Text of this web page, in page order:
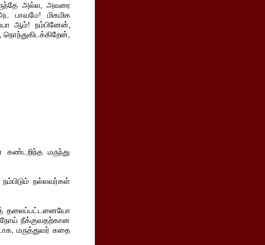
அல்ல, அவரை
பாவமே! மிகமிக
ஆம்! நம்பினேன்,
கண்டறிந்த மருந்து
நல்லவர்கள்
தலைப்பட்டனையோ
நோய் நீக்குவதற்கான
மருத்துவர் கதை